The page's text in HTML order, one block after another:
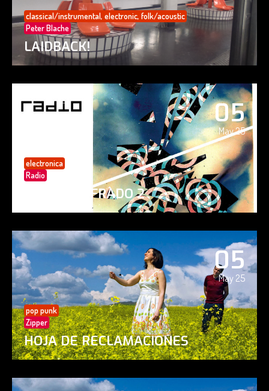
classical/instrumental, electronic, folk/acoustic
Peter Blache
LAIDBACK!
05
May 25
electronica
Radio
PAISAJE CIFRADO 2
05
May 25
pop punk
Zipper
HOJA DE RECLAMACIONES